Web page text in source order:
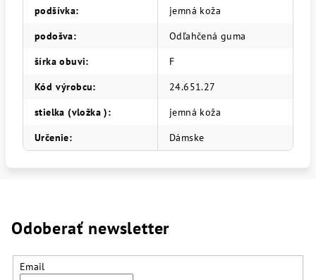
podšívka:
jemná koža
podošva:
Odľahčená guma
šírka obuvi:
F
Kód výrobcu:
24.651.27
stielka (vložka ):
jemná koža
Určenie: Dámske
Odoberať newsletter
Email